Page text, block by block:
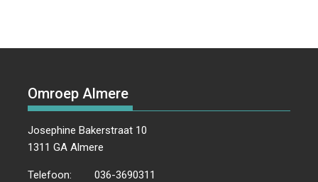
Omroep Almere
Josephine Bakerstraat 10
1311 GA Almere
Telefoon:
036-3690311